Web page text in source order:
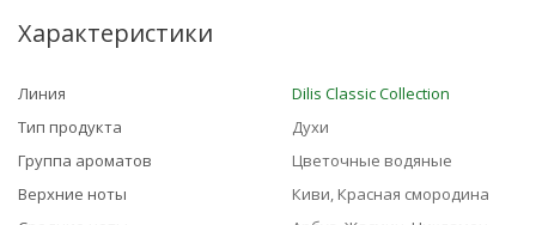
Характеристики
Линия
Dilis Classic Collection
Тип продукта
Духи
Группа ароматов
Цветочные водяные
Верхние ноты
Киви, Красная смородина